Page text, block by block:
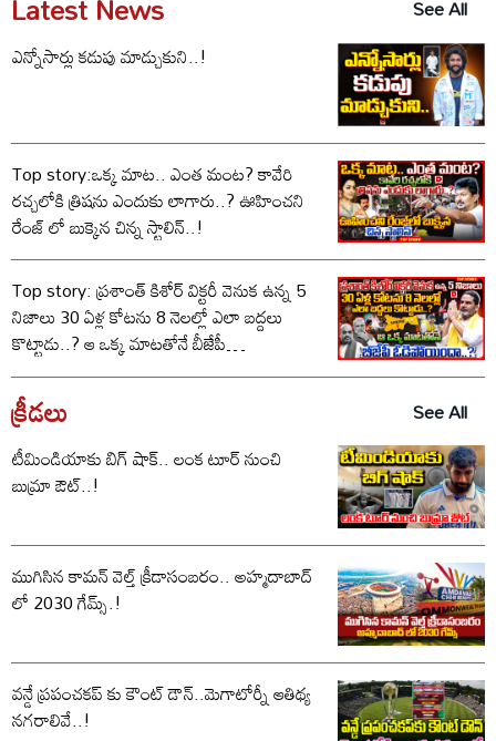
See All
ఎన్నోసార్లు కడుపు మాడ్చుకుని..!
Top story:ఒక్క మాట.. ఎంత మంట? కావేరి
రచ్చలోకి త్రిషను ఎందుకు లాగారు..? ఊహించని
రేంజ్ లో బుక్కైన చిన్న స్టాలిన్..!
Top story: ప్రశాంత్ కిశోర్ విక్టరీ వెనుక ఉన్న 5
నిజాలు 30 ఏళ్ల కోటను 8 నెలల్లో ఎలా బద్దలు
కొట్టాడు..? ఆ ఒక్క మాటతోనే బీజేపీ
ఓడిపోయిందా..?
క్రీడలు
See All
టీమిండియాకు బిగ్ షాక్.. లంక టూర్ నుంచి
బుమ్రా ఔట్..!
ముగిసిన కామన్ వెల్త్ క్రీడాసంబరం.. అహ్మదాబాద్
లో 2030 గేమ్స్.!
వన్డే ప్రపంచకప్ కు కౌంట్ డౌన్..మెగాటోర్నీ ఆతిథ్య
నగరాలివే..!